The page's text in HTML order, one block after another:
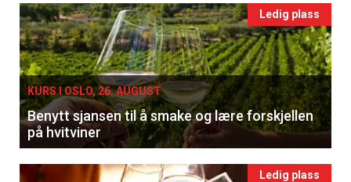
Ledig plass
KURS I OSLO, 26. AUGUST
Benytt sjansen til å smake og lære forskjellen
på hvitviner
Ledig plass